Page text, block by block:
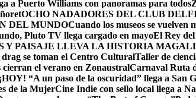
a Puerto Williams con panoramas para todos
OCHO NADADORES DEL CLUB
DEL MUNDOCuando los museos se vuelven
Pluto TV llega cargado en mayoEl Rey
Y PAISAJE LLEVA LA HISTORIA
drag se toman el Centro CulturalTaller de
el verano en ZonaustralCarnaval Ruta
¡HOY! “A un paso de la oscuridad” llega a San
de la MujerCine Indie con sello local llega a